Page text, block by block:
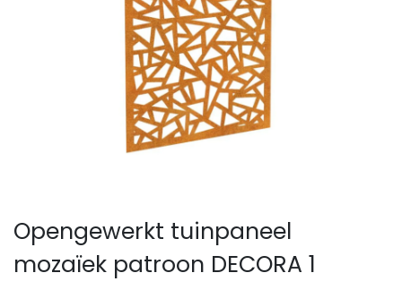
Opengewerkt tuinpaneel
mozaïek patroon DECORA 1